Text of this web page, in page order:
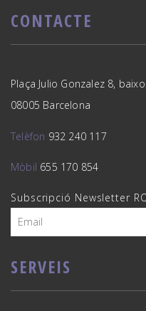
CONTACTE
Plaça Julio Gonzalez 8,
08005 Barcelona
Telèfon 932 240 117
Mòbil 655 170 854
Subscripció Newsletter
SERVEIS